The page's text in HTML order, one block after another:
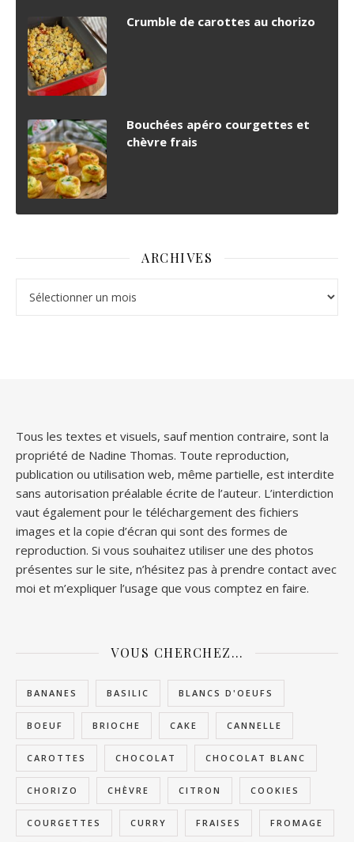
Crumble de carottes au chorizo
Bouchées apéro courgettes et
chèvre frais
ARCHIVES
Tous les textes et visuels, sauf mention contraire, sont la
propriété de Nadine Thomas. Toute reproduction,
publication ou utilisation web, même partielle, est interdite
sans autorisation préalable écrite de l’auteur. L’interdiction
vaut également pour le téléchargement des fichiers
images et la copie d’écran qui sont des formes de
reproduction. Si vous souhaitez utiliser une des photos
présentes sur le site, n’hésitez pas à prendre contact avec
moi et m’expliquer l’usage que vous comptez en faire.
VOUS CHERCHEZ…
BANANES BASILIC BLANCS D'OEUFS
BOEUF BRIOCHE CAKE CANNELLE
CAROTTES CHOCOLAT CHOCOLAT BLANC
CHORIZO CHÈVRE CITRON COOKIES
COURGETTES CURRY FRAISES FROMAGE